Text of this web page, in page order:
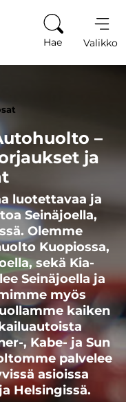
Hae Valikko
–
ja
luotettavaa ja
Seinäjoella,
Olemme
Kuopiossa,
sekä Kia-
Seinäjoella ja
myös
kaiken
, Kabe- ja Sun
palvelee
asioissa
Helsingissä.